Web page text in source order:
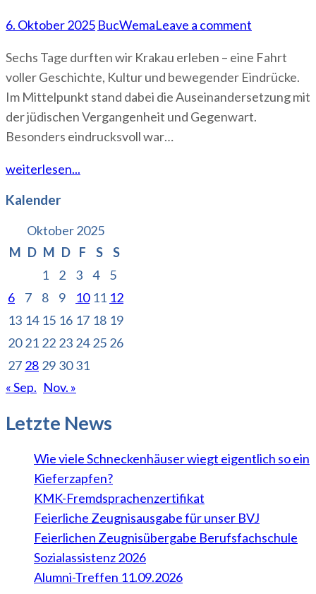
6. Oktober 2025 BucWemaLeave a comment
Sechs Tage durften wir Krakau erleben – eine Fahrt
voller Geschichte, Kultur und bewegender Eindrücke.
Im Mittelpunkt stand dabei die Auseinandersetzung mit
der jüdischen Vergangenheit und Gegenwart.
Besonders eindrucksvoll war…
weiterlesen...
Kalender
Oktober 2025
M D M D F S
S
1
2 3 4
5
6
7 8 9 10 11 12
13 14 15 16 17 18 19
20 21 22 23 24 25 26
27 28 29 30 31
« Sep. Nov. »
Letzte News
Wie viele Schneckenhäuser wiegt eigentlich so ein
Kieferzapfen?
KMK-Fremdsprachenzertifikat
Feierliche Zeugnisausgabe für unser BVJ
Feierlichen Zeugnisübergabe Berufsfachschule
Sozialassistenz 2026
Alumni-Treffen 11.09.2026